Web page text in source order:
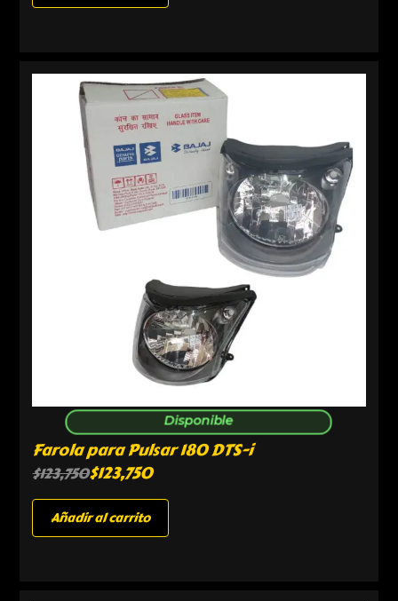
Disponible
Farola para Pulsar 180 DTS-i
$123,750$123,750
Añadir al carrito